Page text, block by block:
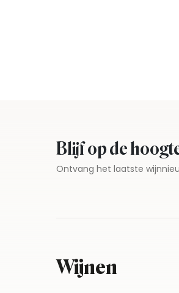
Blijf op de
Ontvang het laatste
Wijnen